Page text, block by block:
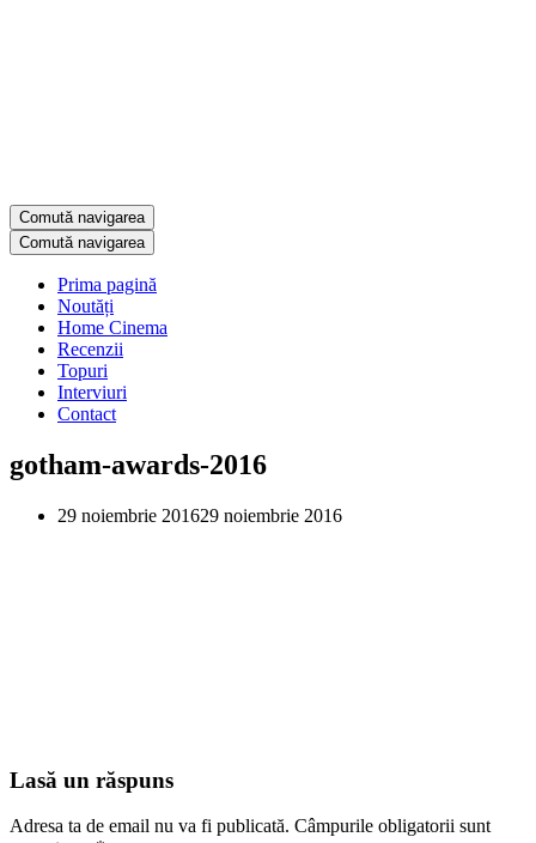
Comută navigarea
Comută navigarea
Prima pagină
Noutăți
Home Cinema
Recenzii
Topuri
Interviuri
Contact
gotham-awards-2016
29 noiembrie 201629 noiembrie 2016
Lasă un răspuns
Adresa ta de email nu va fi publicată. Câmpurile obligatorii sunt